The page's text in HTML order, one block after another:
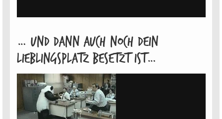
… Und dann auch noch dein
Lieblingsplatz besetzt ist…